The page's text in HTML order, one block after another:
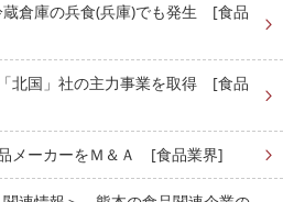
倉庫の兵食(兵庫)でも発生 [食品
北国」社の主力事業を取得 [食品
メーカーをＭ＆Ａ [食品業界]